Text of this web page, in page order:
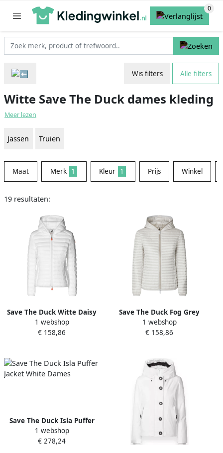
Wis filters Alle filters
Witte Save The Duck dames kleding
Meer lezen
Jassen Truien
Maat Merk 1 Kleur 1 Prijs Winkel
19 resultaten:
Save The Duck Witte Daisy
Lichtgewicht Puffer Jas
White Dames
1 webshop
€ 158,86
Save The Duck Fog Grey
Alexa Lichtgewicht Jas
White Dames
1 webshop
€ 158,86
Save The Duck Isla Puffer
Jacket White Dames
1 webshop
€ 278,24